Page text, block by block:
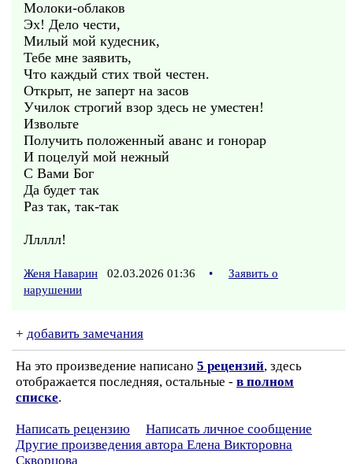
Молоки-облаков
Эх! Дело чести,
Милый мой кудесник,
Тебе мне заявить,
Что каждый стих твой честен.
Открыт, не заперт на засов
Училок строгий взор здесь не уместен!
Извольте
Получить положенный аванс и гонорар
И поцелуй мой нежный
С Вами Бог
Да будет так
Раз так, так-так
Ллллл!
Женя Наварин 02.03.2026 01:36 •
Заявить о
нарушении
+ добавить замечания
На это произведение написано 5 рецензий, здесь
отображается последняя, остальные - в полном
списке.
Написать рецензию
Написать личное сообщение
Другие произведения автора Елена Викторовна
Скворцова